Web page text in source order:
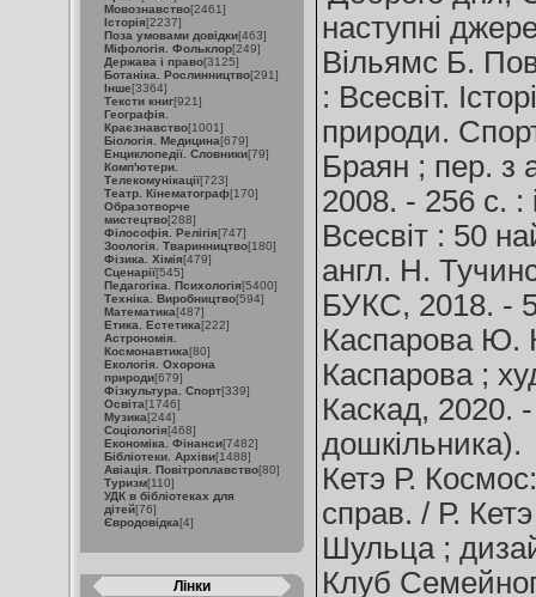
Мовознавство[2461]
Історія[2237]
Поза умовами довідки[463]
Міфологія. Фольклор[249]
Держава і право[3125]
Ботаніка. Рослинництво[291]
Інше[3364]
Тексти книг[921]
Географія.
Краєзнавство[1001]
Біологія. Медицина[679]
Енциклопедії. Словники[79]
Комп'ютери.
Телекомунікації[723]
Театр. Кінематограф[170]
Образотворче
мистецтво[288]
Філософія. Релігія[747]
Зоологія. Тваринництво[180]
Фізика. Хімія[479]
Сценарії[545]
Педагогіка. Психологія[5400]
Техніка. Виробництво[594]
Математика[487]
Етика. Естетика[222]
Астрономія.
Космонавтика[80]
Екологія. Охорона
природи[679]
Фізкультура. Спорт[339]
Освіта[1746]
Музика[244]
Соціологія[468]
Економіка. Фінанси[7482]
Бібліотеки. Архіви[1488]
Авіація. Повітроплавство[80]
Туризм[110]
УДК в бібліотеках для
дітей[76]
Євродовідка[4]
Лінки
наступні
Вільямс Б.
: Всесвіт.
природи.
Браян ; пер. з
2008. - 256 с. :
Всесвіт : 50
англ. Н.
БУКС, 2018. -
Каспарова Ю.
Каспарова ;
Каскад, 2020.
дошкільника).
Кетэ Р.
справ. / Р.
Шульца ;
Клуб